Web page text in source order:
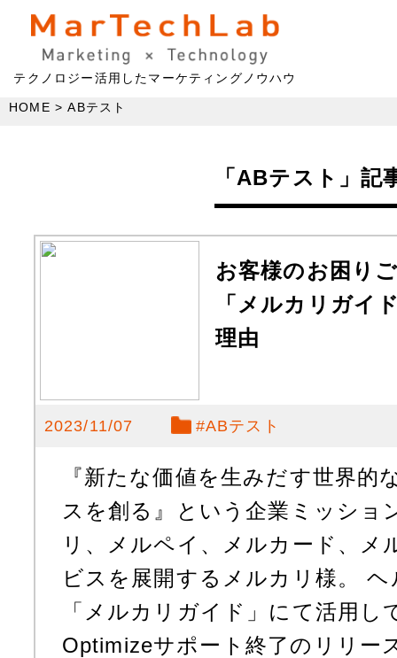
テクノロジー活用したマーケティングノウハウ
HOME ABテスト
「ABテスト」記
お客様のお困り
「メルカリガイ
理由
2023/11/07 #ABテスト
『新たな価値を生みだす世界的
スを創る』という企業ミッショ
リ、メルペイ、メルカード、メ
ビスを展開するメルカリ様。
「メルカリガイド」にて活用し
Optimizeサポート終了のリリー